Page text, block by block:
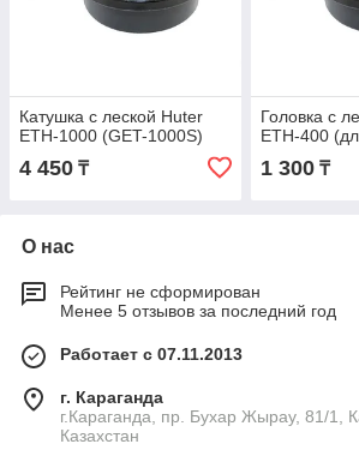
Катушка с леской Huter
ЕТН-1000 (GET-1000S)
4 450 ₸
Головка с
ЕТН-400
1 300₸
О нас
Рейтинг не сформирован
Менее 5 отзывов за последний год
Работает с 07.11.2013
г. Караганда
г.Караганда, пр. Бухар Жырау, 81/1,
Казахстан